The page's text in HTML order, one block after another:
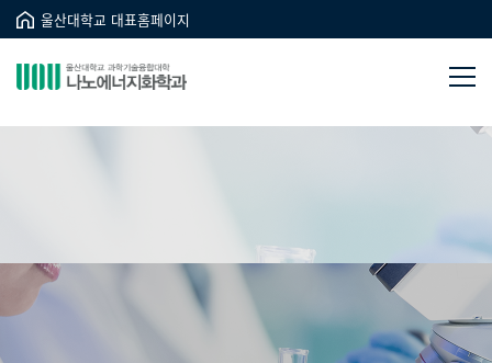
울산대학교 대표홈페이지